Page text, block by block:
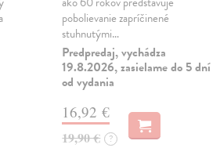
pobolievanie zapríčinené
stuhnutými…
Predpredaj, vychádza
19.8.2026, zasielame do 5 dní
od vydania
16,92 €
19,90 € ?